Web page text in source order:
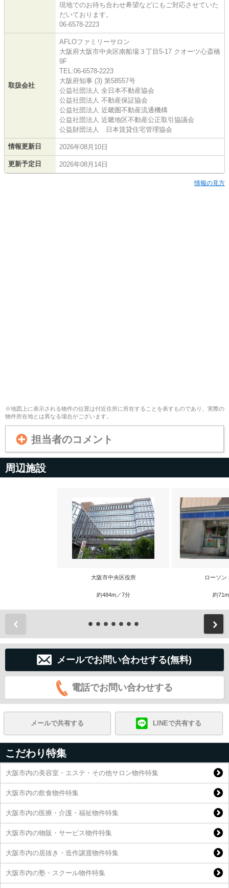
現地でのお待ち合わせ希望などにもご対応させていた
だいております。
06-6578-2223
取扱会社
AFLOファミリーサロン
大阪府大阪市中央区南船場３丁目5-17 クオーツ心斎橋
9F
TEL:06-6578-2223
大阪府知事 (3) 第58557号
公益社団法人 全日本不動産協会
公益社団法人 不動産保証協会
公益社団法人 近畿圏不動産流通機構
公益社団法人 近畿地区不動産公正取引協議会
公益財団法人 日本賃貸住宅管理協会
情報更新日 2026年08月10日
更新予定日 2026年08月14日
情報の見方
※地図上に表示される物件の位置は付近住所に所在することを表すものであり、実際の
物件所在地とは異なる場合がございます。
担当者のコメント
周辺施設
大阪市中央区役所
約484m／7分
ローソン
約
メールでお問い合わせする(無料)
電話でお問い合わせする
メールで共有する LINEで共有する
こだわり特集
大阪市内の美容室・エステ・その他サロン物件特集
大阪市内の飲食物件特集
大阪市内の医療・介護・福祉物件特集
大阪市内の物販・サービス物件特集
大阪市内の居抜き・造作譲渡物件特集
大阪市内の塾・スクール物件特集